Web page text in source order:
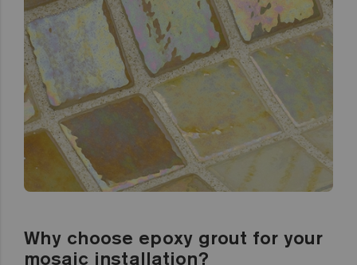
Why choose epoxy grout for your
mosaic installation?